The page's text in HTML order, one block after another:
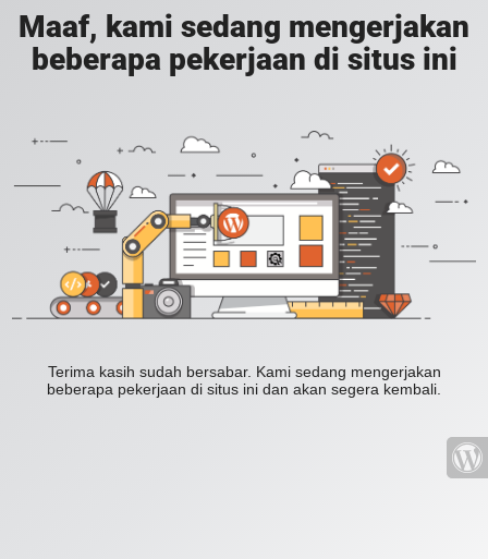
Maaf, kami sedang mengerjakan
beberapa pekerjaan di situs ini
Terima kasih sudah bersabar. Kami sedang mengerjakan
beberapa pekerjaan di situs ini dan akan segera kembali.